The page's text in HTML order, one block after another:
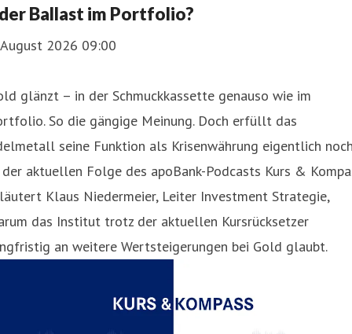
Ballast im Portfolio?
2026 09:00
glänzt – in der Schmuckkassette genauso wie im
So die gängige Meinung. Doch erfüllt das
seine Funktion als Krisenwährung eigentlich
aktuellen Folge des apoBank-Podcasts Kurs &
Klaus Niedermeier, Leiter Investment Strategie,
das Institut trotz der aktuellen Kursrücksetzer
an weitere Wertsteigerungen bei Gold glaubt.